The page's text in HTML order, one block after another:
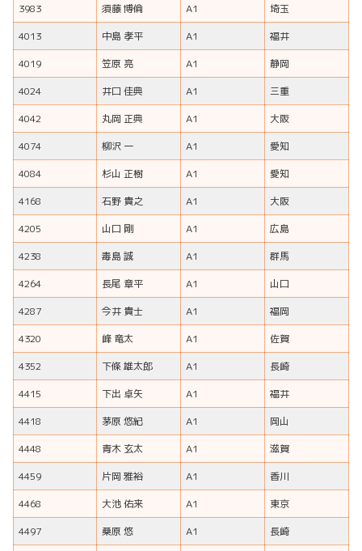
3983
須藤 博倫 A1
埼玉
4013
中島 孝平 A1
福井
4019
笠原 亮 A1
静岡
4024
井口 佳典 A1
三重
4042
丸岡 正典 A1
大阪
4074
柳沢 一 A1
愛知
4084
杉山 正樹 A1
愛知
4168
石野 貴之 A1
大阪
4205
山口 剛 A1
広島
4238
毒島 誠 A1
群馬
4264
長尾 章平 A1
山口
4287
今井 貴士 A1
福岡
4320
峰 竜太 A1
佐賀
4352
下條 雄太郎 A1
長崎
4415
下出 卓矢 A1
福井
4418
茅原 悠紀 A1
岡山
4448
青木 玄太 A1
滋賀
4459
片岡 雅裕 A1
香川
4468
大池 佑来 A1
東京
4497
桑原 悠 A1 長崎